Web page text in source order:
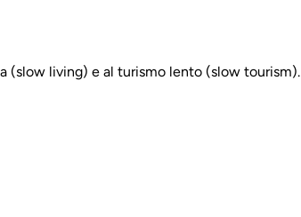
(slow living) e al turismo lento (slow tourism).